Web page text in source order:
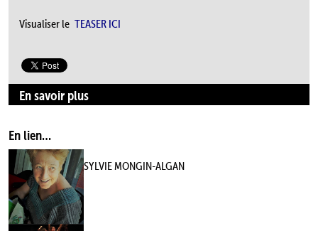
Visualiser le TEASER ICI
En savoir plus
En lien…
SYLVIE MONGIN-ALGAN